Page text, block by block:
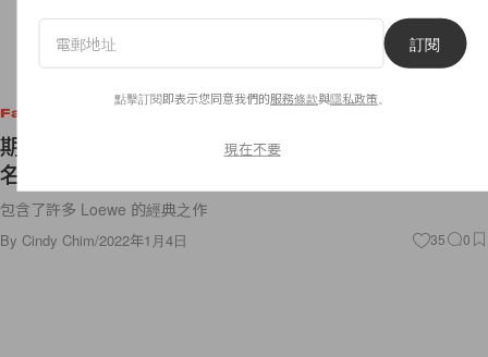
Fashion
期待已久：圍巾、手袋...Loewe 與《千與千尋》聯
名系列釋出更多矚目單品！
包含了許多 Loewe 的經典之作
By Cindy Chim/2022年1月4日 35 0
訂閱
點擊訂閱即表示您同意我們的服務條款與隱私政策
現在不要